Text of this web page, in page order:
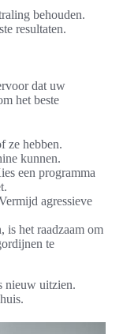
behouden.
resultaten.
dat uw
het beste
ze hebben.
kunnen.
een programma
agressieve
is het raadzaam om
te
nieuw uitzien.